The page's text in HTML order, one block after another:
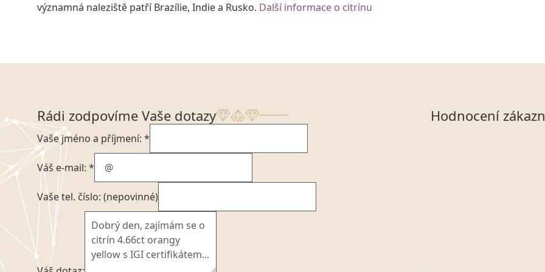
významná naleziště patří Brazílie, Indie a Rusko. Další informace o citrínu
Rádi zodpovíme Vaše dotazy
Vaše jméno a příjmení: *
Váš e-mail: *
Vaše tel. číslo: (nepovinné)
Hodnocení